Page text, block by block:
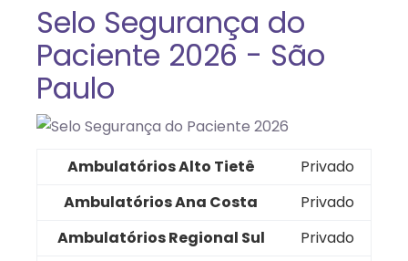
Selo Segurança do
Paciente 2026 - São
Paulo
Ambulatórios Alto Tietê
Privado
Ambulatórios Ana Costa
Privado
Ambulatórios Regional Sul
Privado